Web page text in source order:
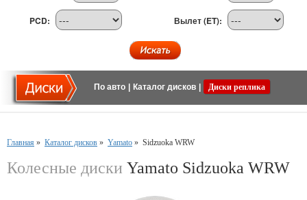
PCD: Вылет (ET):
По авто Каталог дисков Диски реплика
Главная » Каталог дисков » Yamato » Sidzuoka WRW
Колесные диски Yamato Sidzuoka WRW